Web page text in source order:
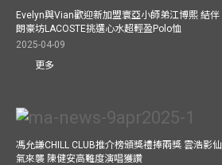
Evelyn與Vian歡迎新加盟寰亞小師弟江博熙 結伴
朗豪坊LACOSTE挑選心水超輕盈Polo恤
2025-04-09
更多
馮允謙CHILL CLUB推介榜頒獎禮捧兩獎 雲浩影仙
氣來襲 陳健安高難度演唱獲讚